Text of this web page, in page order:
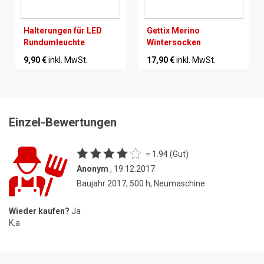
Halterungen für LED
Rundumleuchte
9,90 €inkl. MwSt.
Gettix Merino
Wintersocken
17,90 €inkl. MwSt.
Einzel-Bewertungen
= 1.94 (Gut)
Anonym , 19.12.2017
Baujahr 2017, 500 h, Neumaschine
Wieder kaufen? Ja
K.a